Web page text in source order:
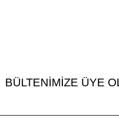
BÜLTENİMİZE ÜYE